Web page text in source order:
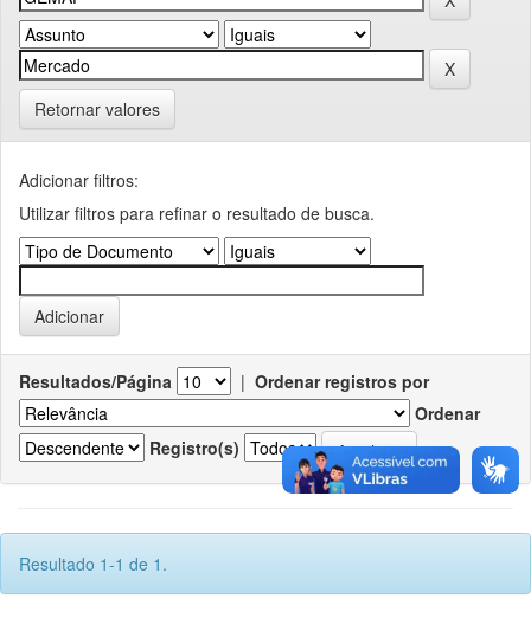
Retornar valores
Adicionar filtros:
Utilizar filtros para refinar o resultado de busca.
Resultados/Página | Ordenar registros por
Ordenar
Registro(s)
Resultado 1-1 de 1.